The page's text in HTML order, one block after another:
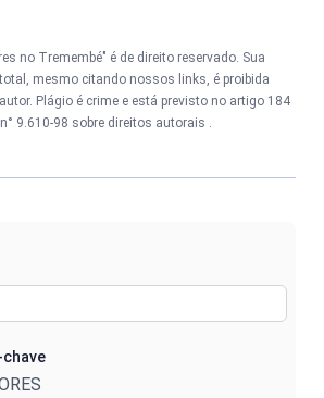
no Tremembé" é de direito reservado. Sua
mesmo citando nossos links, é proibida
Plágio é crime e está previsto no artigo 184
n° 9.610-98 sobre direitos autorais .